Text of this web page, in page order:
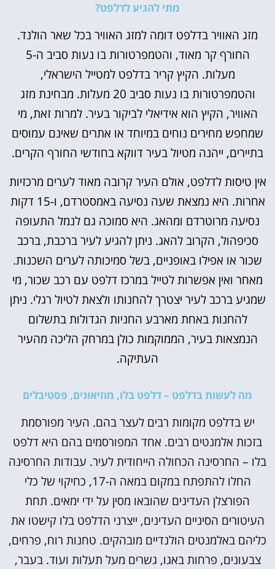
מתי להגיע לדלפט?
מזג האוויר בדלפט דומה למזג האוויר בכל שאר הולנד.
החורף קר מאוד, והטמפרטורות בו נעות סביב ה-5
מעלות. הקיץ קריר בדלפט למטייל הישראלי,
והטמפרטורות בו נעות סביב 20 מעלות. מבחינת מזג
האוויר, הקיץ הוא אידיאלי לביקור בעיר. למרות זאת, מי
שמחפש מחירים נוחים במיוחד או אתרים שאינם עמוסים
בתיירים, ייהנה מטיול בעיר דווקא בחודשי החורף הקרים.
אין טיסות לדלפט, אולם העיר קרובה מאוד לערים מרכזיות
אחרות. היא נמצאת שעה נסיעה באמסטרדם, ו-15 דקות
נסיעה מרוטרדם ומהאג. היא סמוכה גם לנמל התעופה
סכיפהול, הקרוב להאג. ניתן להגיע לעיר ברכבת, ברכב
שכור או אפילו באופניים, בשל סמיכותה לערים השכנות.
מאחר ואין אפשרות לטייל במרכז דלפט עם רכב שכור, מי
שמגיע ברכב לעיר יצטרך להחנותו ולצאת לטיול רגלי. ניתן
להחנות באחת מארבע החניות הגדולות בתשלום
הנמצאות בעיר, הממוקמות כולן במרחק הליכה מהעיר
העתיקה.
מה לעשות בדלפט – דלפט בלו, מוזיאונים, פסטיבלים
יש בדלפט מקומות רבים לעצר בהם. העיר מפורסמת
בזכות אלמנטים רבים. אחד המפורסמים בהם היא דלפט
בלו – החרסינה הכחולה הייחודית לעיר. עבודות החרסינה
החלו להתפתח במקום במאה ה-17, כחיקוי של כלי
הפורצלן העדינים שהובאו מסין על ידי ימאים. תחת
העיטורים הסיניים העדינים, ייצרני הדלפט בלו קישטו את
כליהם באלמנטים הולנדיים מובהקים. טחנות רוח, פרחים,
צבעונים, פרחות באגו, גשרים מעל תעלות ועוד. בעבר,